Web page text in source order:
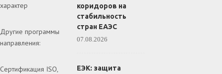
характер
Другие программы
направления:
Сертификация ISO,
коридоров на
стабильность
стран ЕАЭС
07.08.2026
ЕЭК: защита